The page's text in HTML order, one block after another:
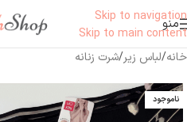
Skip to navigation
Skip to main content
منو
خانه/لباس زیر/شرت زنانه
ناموجود